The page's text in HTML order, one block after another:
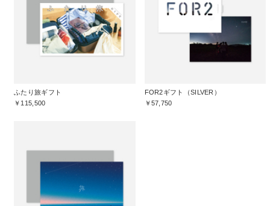
ふたり旅ギフト
￥115,500
FOR2ギフト（SILVER）
￥57,750